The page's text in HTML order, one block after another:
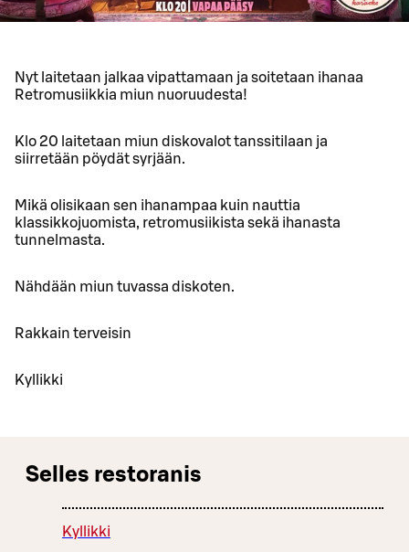
Nyt laitetaan jalkaa vipattamaan ja soitetaan ihanaa
Retromusiikkia miun nuoruudesta!
Klo 20 laitetaan miun diskovalot tanssitilaan ja
siirretään pöydät syrjään.
Mikä olisikaan sen ihanampaa kuin nauttia
klassikkojuomista, retromusiikista sekä ihanasta
tunnelmasta.
Nähdään miun tuvassa diskoten.
Rakkain terveisin
Kyllikki
Selles restoranis
Kyllikki